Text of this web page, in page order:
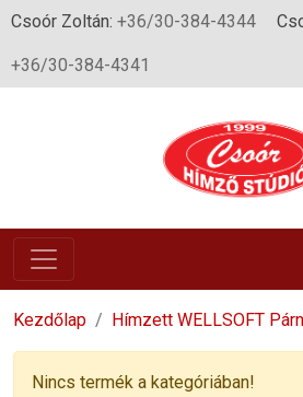
Csoór Zoltán: +36/30-384-4344
+36/30-384-4341
Kezdőlap Hímzett WELLSOFT
Nincs termék a kategóriában!